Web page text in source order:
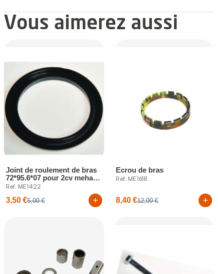
Vous aimerez aussi
Joint de roulement de bras
72*95.6*07 pour 2cv mehari
et...
Réf. ME1422
3,50 €5,00 € +
Ecrou de bras
Réf. ME1618
8,40 €12,00 € +